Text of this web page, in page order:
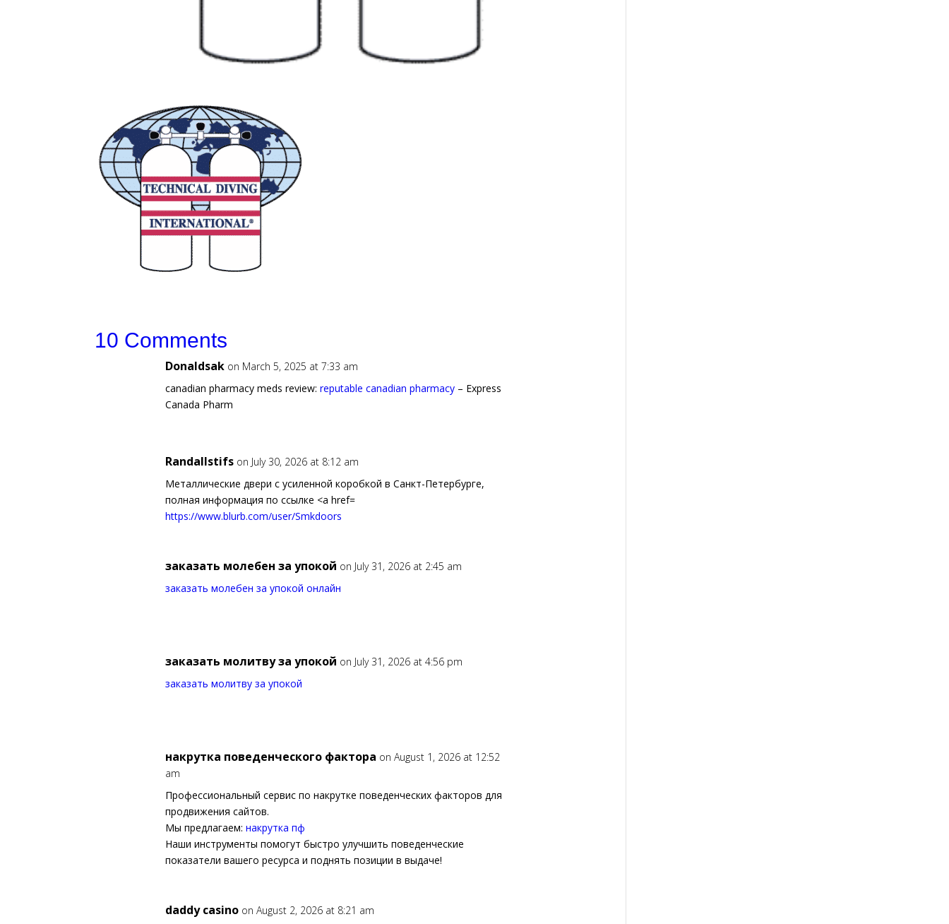
10 Comments
Donaldsak on March 5, 2025 at 7:33 am
canadian pharmacy meds review:reputable canadian pharmacy – Express
Canada Pharm
Randallstifs on July 30, 2026 at 8:12 am
Металлические двери с усиленной коробкой в Санкт-Петербурге,
полная информация по ссылке <a href=
https://www.blurb.com/user/Smkdoors
заказать молебен за упокой on July 31, 2026 at 2:45 am
заказать молебен за упокой онлайн
заказать молитву за упокой on July 31, 2026 at 4:56 pm
заказать молитву за упокой
накрутка поведенческого фактора on August 1, 2026 at 12:52
am
Профессиональный сервис по накрутке поведенческих факторов для
продвижения сайтов.
Мы предлагаем:накрутка пф
Наши инструменты помогут быстро улучшить поведенческие
показатели вашего ресурса и поднять позиции в выдаче!
daddy casino on August 2, 2026 at 8:21 am